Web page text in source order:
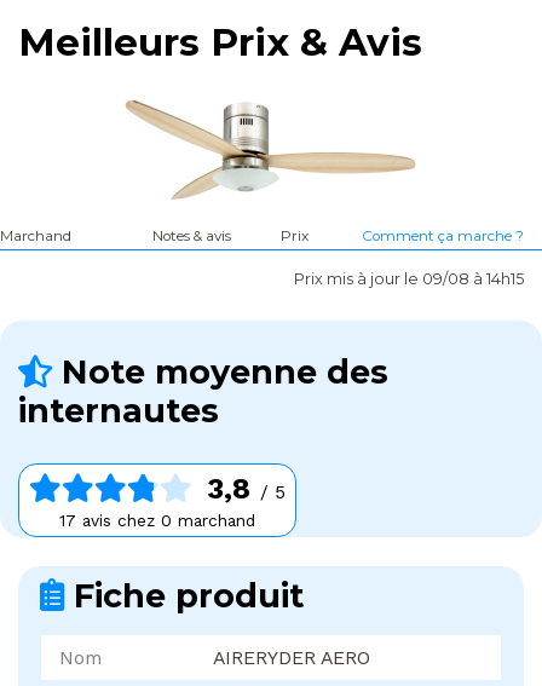
Meilleurs Prix & Avis
Marchand Notes & avis Prix Comment ça marche ?
Prix mis à jour le 09/08 à 14h15
Note moyenne des
internautes
3,8 / 5
17 avis chez 0 marchand
Fiche produit
Nom
AIRERYDER AERO